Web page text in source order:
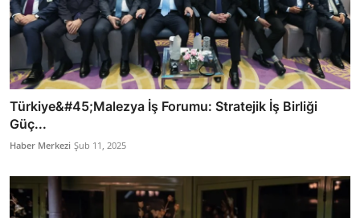
Türkiye&#45;Malezya İş Forumu: Stratejik İş Birliği
Güç...
Haber Merkezi Şub 11, 2025